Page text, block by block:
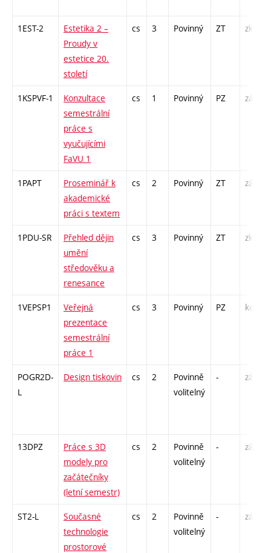
1EST-2
Estetika 2 –
Proudy v
estetice 20.
století
cs 3 Povinný ZT zk
1KSPVF-1
Konzultace
semestrální
práce s
vyučujícími
FaVU 1
cs 1 Povinný PZ zá
1PAPT
Proseminář k
akademické
práci s textem
cs 2 Povinný ZT zá
1PDU-SR
Přehled dějin
umění
středověku a
renesance
cs 3 Povinný ZT zk
1VEPSP1
Veřejná
prezentace
semestrální
práce 1
cs 3 Povinný PZ kol
POGR2D-
L
Design tiskovin cs 2
Povinně
volitelný
- zá
13DPZ
Práce s 3D
modely pro
začátečníky
(letní semestr)
cs 2
Povinně
volitelný
- zá
ST2-L
Současné
technologie
prostorové
cs 2
Povinně
volitelný
- zá